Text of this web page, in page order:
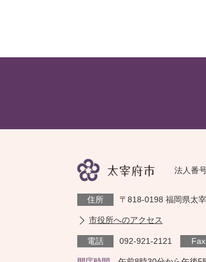
法人番
住所 〒818-0198 福岡県太
市役所へのアクセス
電話 092-921-2121 Fax